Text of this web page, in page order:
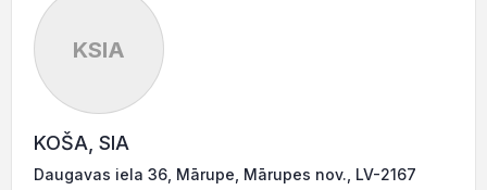
KSIA
KOŠA, SIA
Daugavas iela 36, Mārupe, Mārupes nov., LV-2167